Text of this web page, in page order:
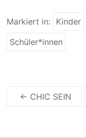
Markiert in: Kinder
Schüler*innen
← CHIC SEIN